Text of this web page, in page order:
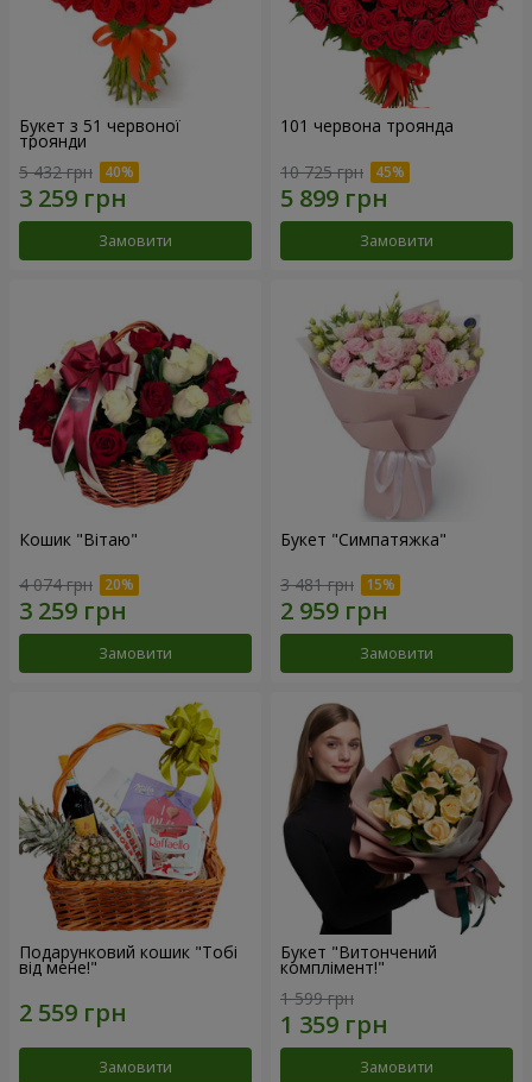
Букет з 51 червоної
троянди
5 432 грн
Замовити
101 червона троянда
10 725 грн
Замовити
Кошик "Вітаю"
4 074 грн
Замовити
Букет "Симпатяжка"
3 481 грн
Замовити
Подарунковий кошик "Тобі
від мене!"
Замовити
Букет "Витончений
комплімент!"
1 599 грн
Замовити